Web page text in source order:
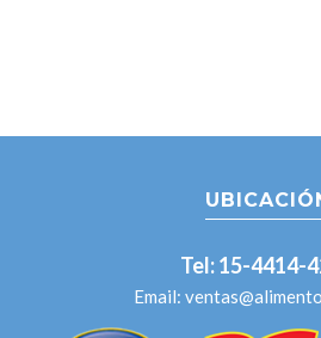
Tel: 15-4414-
Email: